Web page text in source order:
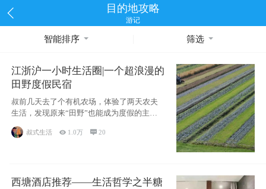
目的地攻略
游记
智能排序 筛选
江浙沪一小时生活圈|一个超浪漫的
田野度假民宿
叔前几天去了个有机农场，体验了两天农夫
生活，发现原来“田野”也能成为度假的主旋
律。江
叔式生活  1.0万 20
西塘酒店推荐——生活哲学之半糖